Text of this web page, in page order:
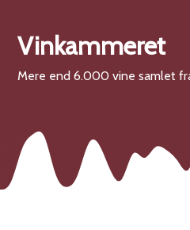
Vinkammeret
Mere end 6.000 vine samlet